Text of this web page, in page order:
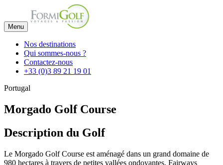
Menu
Nos destinations
Qui sommes-nous ?
Contactez-nous
+33 (0)3 89 21 19 01
Portugal
Morgado Golf Course
Description du Golf
Le Morgado Golf Course est aménagé dans un grand domaine de
980 hectares à travers de petites vallées ondoyantes. Fairways